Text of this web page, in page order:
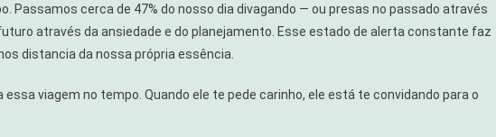
Passamos cerca de 47% do nosso dia divagando — ou presas no passado através
através da ansiedade e do planejamento. Esse estado de alerta constante faz
distancia da nossa própria essência.
viagem no tempo. Quando ele te pede carinho, ele está te convidando para o